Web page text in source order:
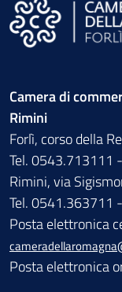
Camera di
Rimini
Forlì, corso della
Tel. 0543.713111
Rimini, via
Tel. 0541.363711
Posta elettronica
Posta elettronica